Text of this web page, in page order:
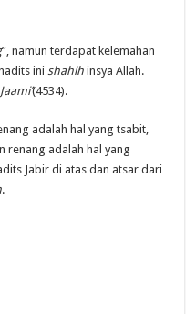
”, namun terdapat kelemahan
ini shahih insya Allah.
(4534).
adalah hal yang tsabit,
renang adalah hal yang
Jabir di atas dan atsar dari
.